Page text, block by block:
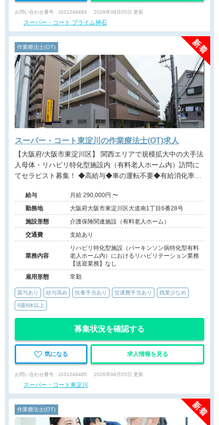
お問い合わせ番号 : J101249484 2026年08月05日 更新
スーパー・コート プライム神石
作業療法士(OT)
スーパー・コート東淀川の作業療法士(OT)求人
【大阪府/大阪市東淀川区】 関西エリアで規模拡大中の大手法
人母体・リハビリ特化型施設内（有料老人ホーム内）訪問に
てセラピスト募集！ ◆高給与◆車の運転不要◆有給消化率約
展開する大手法人◆事業拡大に伴う増員募集
給与
月給 290,000円 〜
勤務地
大阪府大阪市東淀川区大道南1丁目6番28号
施設形態
介護保険関連施設（有料老人ホーム）
交通費
支給あり
業務内容
リハビリ特化型施設（パーキンソン病特化型有料
老人ホーム内）におけるリハビリテーション業務
【送迎業務】なし
雇用形態
常勤
賞与あり 給与高め 扶養手当あり 交通費手当あり 残業少なめ
4週8休以上
募集状況を確認する
気になる 求人情報を見る
お問い合わせ番号 : J101249485 2026年08月05日 更新
スーパー・コート東淀川
作業療法士(OT)